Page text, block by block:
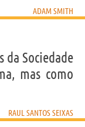
ADAM SMITH
Sociedade
mas como
RAUL SANTOS SEIXAS